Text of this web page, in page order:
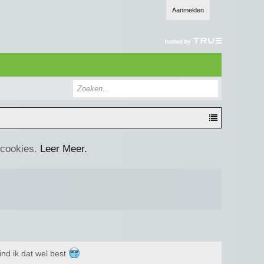
Aanmelden
Leer Meer.
ik dat wel best